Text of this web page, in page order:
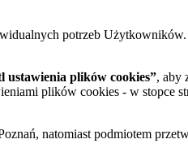
potrzeb
ustawienia plików cookies”, aby
plików cookies - w stopce
natomiast podmiotem